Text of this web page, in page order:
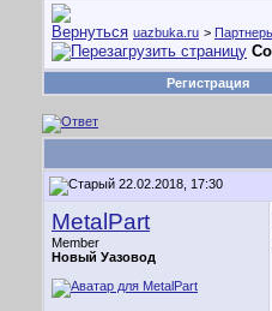
uazbuka.ru >
Регистрация
22.02.2018, 17:30
MetalPart
Member
Новый Уазовод